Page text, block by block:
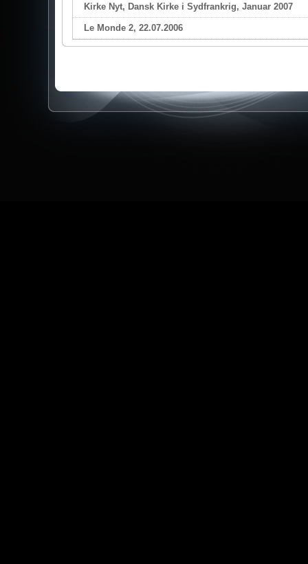
Kirke Nyt, Dansk Kirke i Sydfrankrig, Januar 2007
Le Monde 2, 22.07.2006